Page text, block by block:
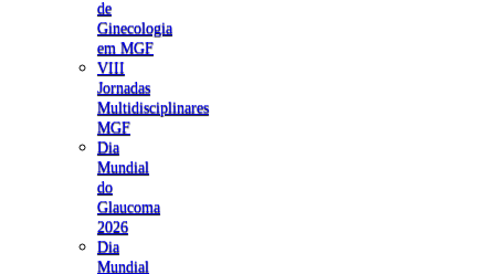
de
Ginecologia
em MGF
VIII
Jornadas
Multidisciplinares
MGF
Dia
Mundial
do
Glaucoma
2026
Dia
Mundial